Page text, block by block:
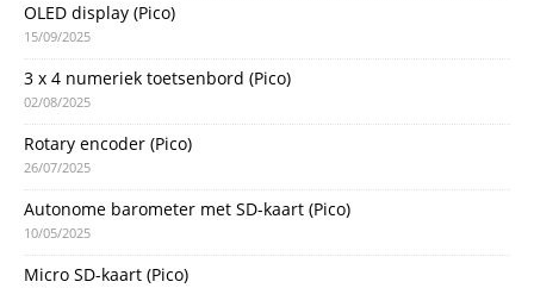
OLED display (Pico)
15/09/2025
3 x 4 numeriek toetsenbord (Pico)
02/08/2025
Rotary encoder (Pico)
26/07/2025
Autonome barometer met SD-kaart (Pico)
10/05/2025
Micro SD-kaart (Pico)